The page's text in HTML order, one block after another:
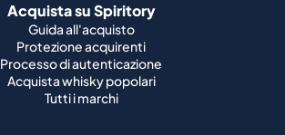
Acquista su Spiritory
Guida all'acquisto
Protezione acquirenti
Processo di autenticazione
Acquista whisky popolari
Tutti i marchi